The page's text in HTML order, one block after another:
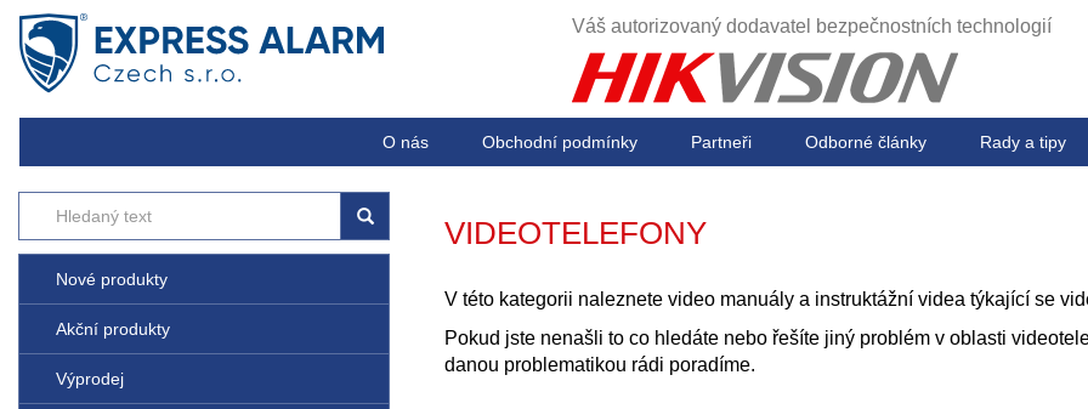
Váš autorizovaný dodavatel bezpečnostních technologií
O nás Obchodní podmínky Partneři Odborné články Rady a tipy
Nové produkty
Akční produkty
Výprodej
VIDEOTELEFONY
V této kategorii naleznete video manuály a instruktážní videa týkající se
Pokud jste nenašli to co hledáte nebo řešíte jiný problém v oblasti
danou problematikou rádi poradíme.